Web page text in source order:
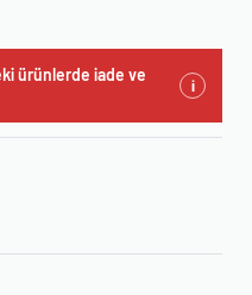
ürünlerde iade ve
i